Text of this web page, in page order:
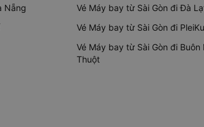
Nẵng
Vé Máy bay từ Sài Gòn đi Đà
Vé Máy bay từ Sài Gòn đi PleiKu
Vé Máy bay từ Sài Gòn đi Buôn
Thuột